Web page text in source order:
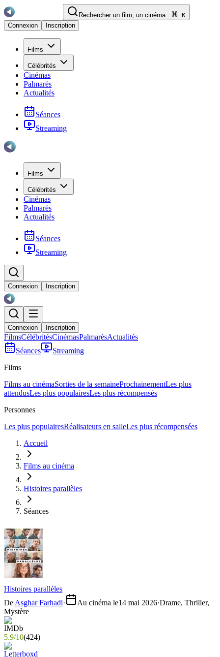
Rechercher un film, un cinéma...
K
Connexion
Inscription
Films
Célébrités
Cinémas
Palmarès
Actualités
Séances
Streaming
Films
Célébrités
Cinémas
Palmarès
Actualités
Séances
Streaming
Connexion Inscription
Connexion Inscription
FilmsCélébritésCinémasPalmarèsActualités
Séances
Streaming
Films
Films au cinémaSorties de la semaineProchainementLes plus
attendusLes plus populairesLes plus récompensés
Personnes
Les plus populairesRéalisateurs en salleLes plus récompensées
Accueil
Films au cinéma
Histoires parallèles
Séances
Histoires parallèles
De Asghar Farhadi· Au cinéma le14 mai 2026·Drame, Thriller,
Mystère
5.9/10(424)